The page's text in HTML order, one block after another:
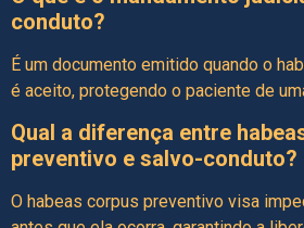
conduto?
É um documento emitido quando o
é aceito, protegendo o paciente de
Qual a diferença entre
preventivo e salvo-conduto?
O habeas corpus preventivo visa